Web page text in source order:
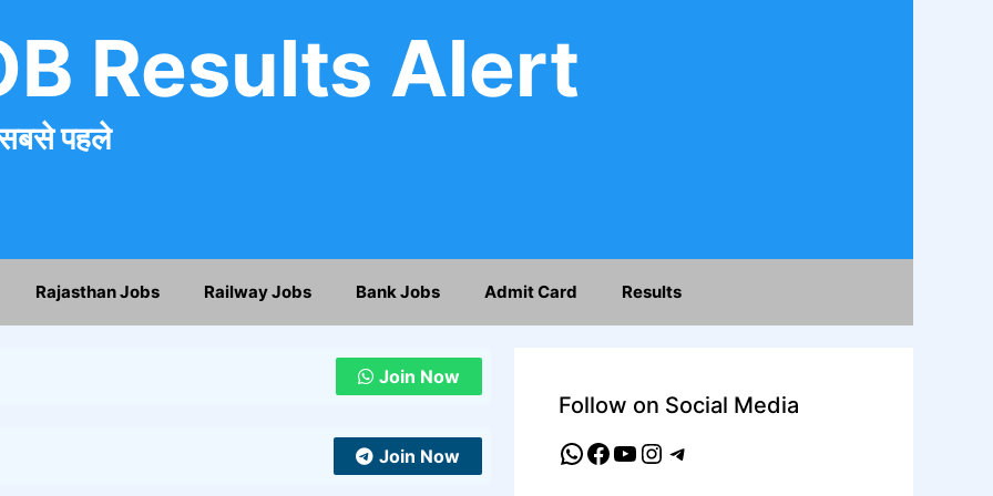
Results Alert
पहले
Rajasthan Jobs Railway Jobs Bank Jobs Admit Card Results
Join Now
Join Now
Follow on Social Media
WhatsApp
Facebook
YouTube
Instagram
Telegram